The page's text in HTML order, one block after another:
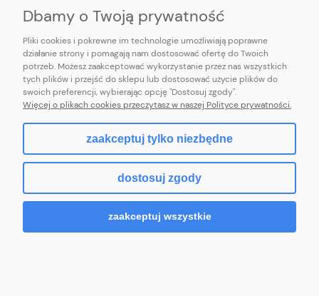
E-mail:pl101sukienek@gmail.com
101sukienek.pl
ul. Piotrkowska 317/11, Łódź 93-035, woj. łódzkie
pokaż pełną wersję strony
Sklep internetowy Shoper.pl
Dbamy o Twoją prywatność
Pliki cookies i pokrewne im technologie umożliwiają poprawne
działanie strony i pomagają nam dostosować ofertę do Twoich
potrzeb. Możesz zaakceptować wykorzystanie przez nas wszystkich
tych plików i przejść do sklepu lub dostosować użycie plików do
swoich preferencji, wybierając opcję "Dostosuj zgody".
Więcej o plikach cookies przeczytasz w naszej Polityce prywatności.
zaakceptuj tylko niezbędne
dostosuj zgody
zaakceptuj wszystkie